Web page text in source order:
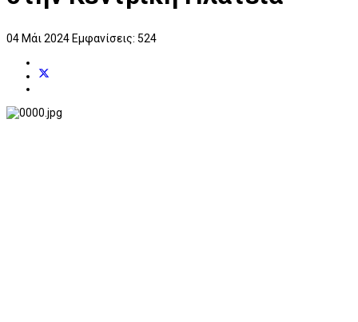
04 Μάι 2024 Εμφανίσεις: 524